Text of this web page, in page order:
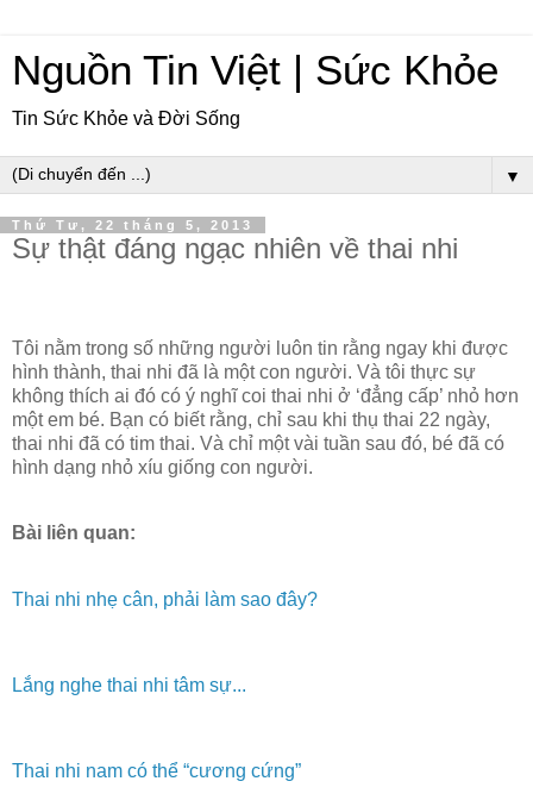
Nguồn Tin Việt | Sức Khỏe
Tin Sức Khỏe và Đời Sống
▼
Thứ Tư, 22 tháng 5, 2013
Sự thật đáng ngạc nhiên về thai nhi
Tôi nằm trong số những người luôn tin rằng ngay khi được
hình thành, thai nhi đã là một con người. Và tôi thực sự
không thích ai đó có ý nghĩ coi thai nhi ở ‘đẳng cấp’ nhỏ hơn
một em bé. Bạn có biết rằng, chỉ sau khi thụ thai 22 ngày,
thai nhi đã có tim thai. Và chỉ một vài tuần sau đó, bé đã có
hình dạng nhỏ xíu giống con người.
Bài liên quan:
Thai nhi nhẹ cân, phải làm sao đây?
Lắng nghe thai nhi tâm sự...
Thai nhi nam có thể “cương cứng”